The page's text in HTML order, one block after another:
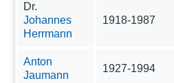
Dr.
Johannes
Herrmann
1918-1987
Anton
Jaumann
1927-1994